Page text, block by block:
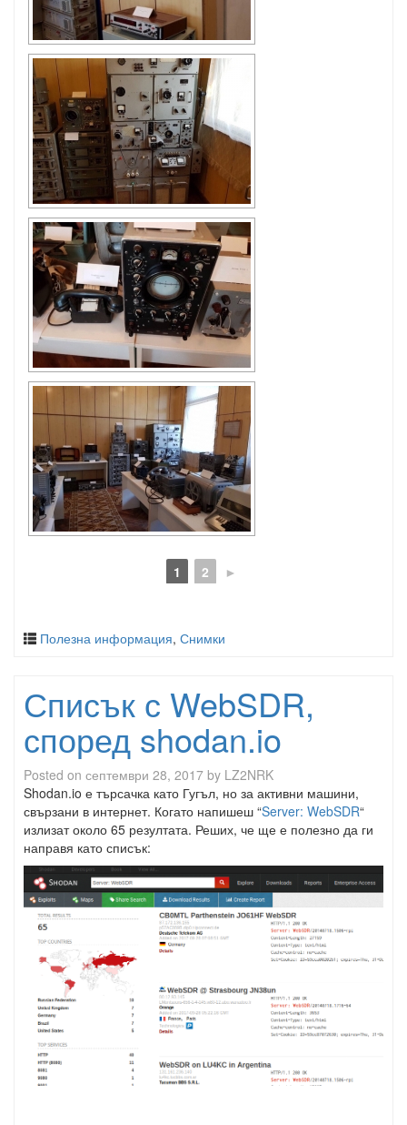
1 2 ►
Полезна информация, Снимки
Списък с WebSDR,
според shodan.io
Posted on септември 28, 2017 by LZ2NRK
Shodan.io е търсачка като Гугъл, но за активни машини,
свързани в интернет. Когато напишеш “Server: WebSDR“
излизат около 65 резултата. Реших, че ще е полезно да ги
направя като списък: